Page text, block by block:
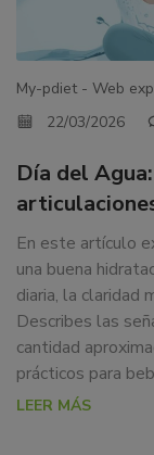
docencia
y
sobre
la
alimentaria
tanto
para
particulares,
instituciones,
organismos,
empresas,
My-pdiet - Web
22/03/2026
Día del
En este artículo
una buena
diaria, la claridad
Describes las
cantidad
prácticos para
LEER MÁS